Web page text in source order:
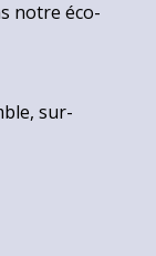
notre éco-
sur-